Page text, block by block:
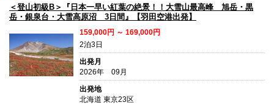
＜登山初級B＞『日本一早い紅葉の絶景！！大雪山最高峰 旭岳・黒
岳・銀泉台・大雪高原沼 3日間』【羽田空港出発】
159,000円 ～ 169,000円
2泊3日
出発月
2026年 09月
出発地
北海道 東京23区